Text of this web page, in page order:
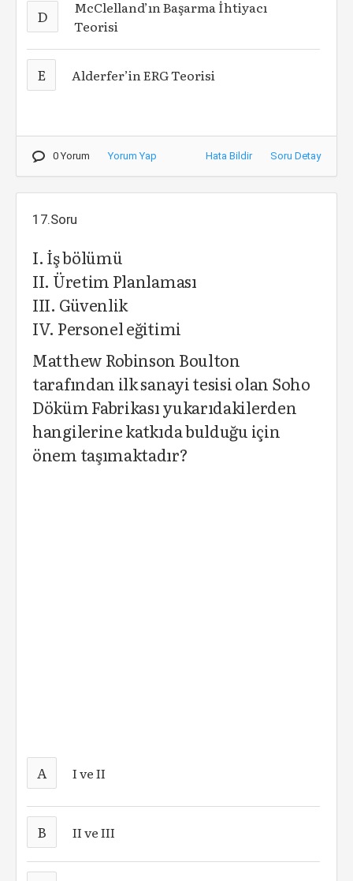
D
McClelland’ın Başarma İhtiyacı
Teorisi
E Alderfer’in ERG Teorisi
0 Yorum Yorum Yap Hata Bildir Soru Detay
17.Soru
I. İş bölümü
II. Üretim Planlaması
III. Güvenlik
IV. Personel eğitimi
Matthew Robinson Boulton
tarafından ilk sanayi tesisi olan Soho
Döküm Fabrikası yukarıdakilerden
hangilerine katkıda bulduğu için
önem taşımaktadır?
A I ve II
B II ve III